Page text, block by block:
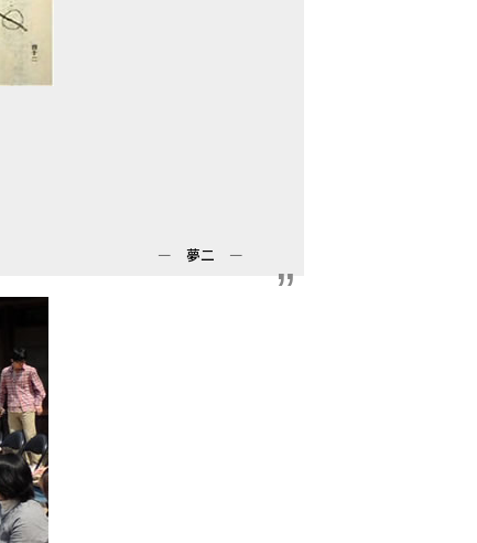
― 夢二 ―